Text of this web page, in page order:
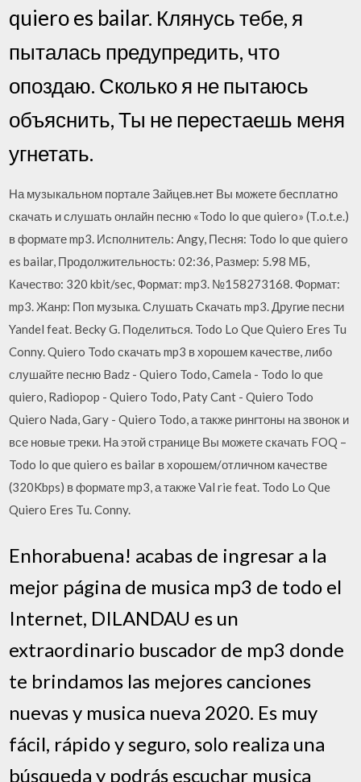
quiero es bailar. Клянусь тебе, я
пыталась предупредить, что
опоздаю. Сколько я не пытаюсь
объяснить, Ты не перестаешь меня
угнетать.
На музыкальном портале Зайцев.нет Вы можете бесплатно
скачать и слушать онлайн песню «Todo lo que quiero» (T.o.t.e.)
в формате mp3. Исполнитель: Angy, Песня: Todo lo que quiero
es bailar, Продолжительность: 02:36, Размер: 5.98 МБ,
Качество: 320 kbit/sec, Формат: mp3. №158273168. Формат:
mp3. Жанр: Поп музыка. Слушать Скачать mp3. Другие песни
Yandel feat. Becky G. Поделиться. Todo Lo Que Quiero Eres Tu
Conny. Quiero Todo скачать mp3 в хорошем качестве, либо
слушайте песню Badz - Quiero Todo, Camela - Todo lo que
quiero, Radiopop - Quiero Todo, Paty Cant - Quiero Todo
Quiero Nada, Gary - Quiero Todo, а также рингтоны на звонок и
все новые треки. На этой странице Вы можете скачать FOQ –
Todo lo que quiero es bailar в хорошем/отличном качестве
(320Kbps) в формате mp3, а также Val rie feat. Todo Lo Que
Quiero Eres Tu. Conny.
Enhorabuena! acabas de ingresar a la
mejor página de musica mp3 de todo el
Internet, DILANDAU es un
extraordinario buscador de mp3 donde
te brindamos las mejores canciones
nuevas y musica nueva 2020. Es muy
fácil, rápido y seguro, solo realiza una
búsqueda y podrás escuchar musica